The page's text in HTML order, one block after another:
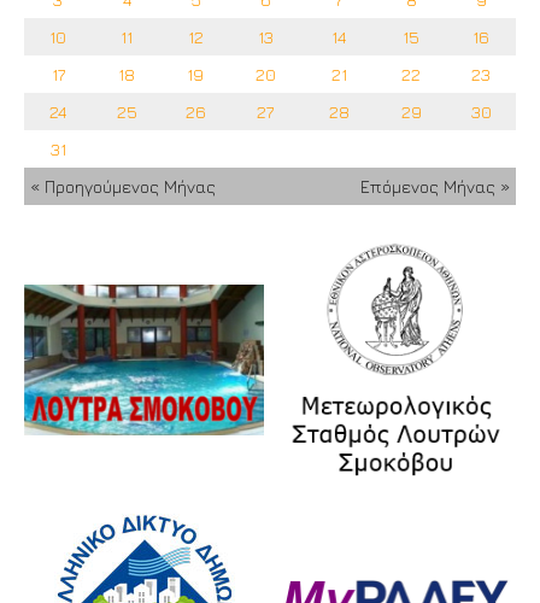
10
11 12 13 14 15
16
17
18 19 20 21 22
23
24
25 26 27 28 29
30
31
« Προηγούμενος Μήνας
Επόμενος Μήνας »